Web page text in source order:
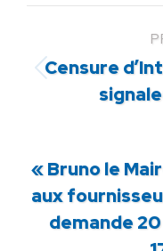
Censure
« Bruno le
aux
demande 20